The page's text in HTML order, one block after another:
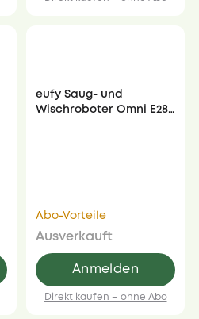
eufy Saug- und
Wischroboter Omni E28
Abo-Vorteile
Ausverkauft
Anmelden
Direkt kaufen – ohne Abo